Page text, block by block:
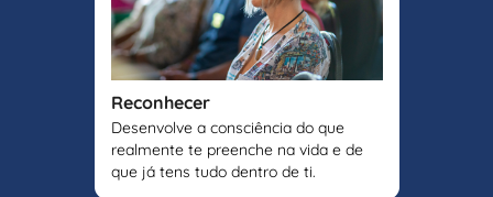
Reconhecer
Desenvolve a consciência do que
realmente te preenche na vida e de
que já tens tudo dentro de ti.